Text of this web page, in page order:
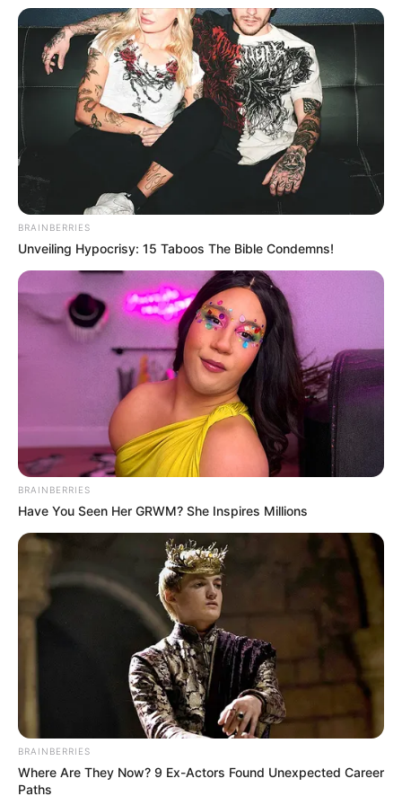
Baca juga:Biodata, Profil, dan Fakta Melly Goeslaw
foto: instagram/dps_diahpermatasari
Biodata & Profil
Nama Lengkap: Diah Permatasari
Nama Panggung: Diah Permatasari
Nama Panggilan: Diah
Tempat, Tanggal Lahir: Surakarta, Jawa Tengah, 25 Januari
Kewarganegaraan: Indonesia
Agama: Islam
BRAINBERRIES
Unveiling Hypocrisy: 15 Taboos The Bible Condemns!
BRAINBERRIES
Have You Seen Her GRWM? She Inspires Millions
BRAINBERRIES
Where Are They Now? 9 Ex-Actors Found Unexpected Career
Paths